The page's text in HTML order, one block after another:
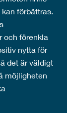
förbättras.
och förenkla
nytta för
det är väldigt
möjligheten